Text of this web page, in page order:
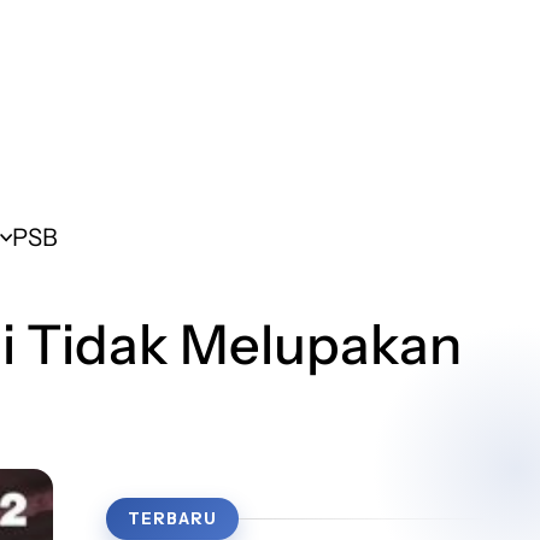
PSB
Tidak Melupakan
TERBARU